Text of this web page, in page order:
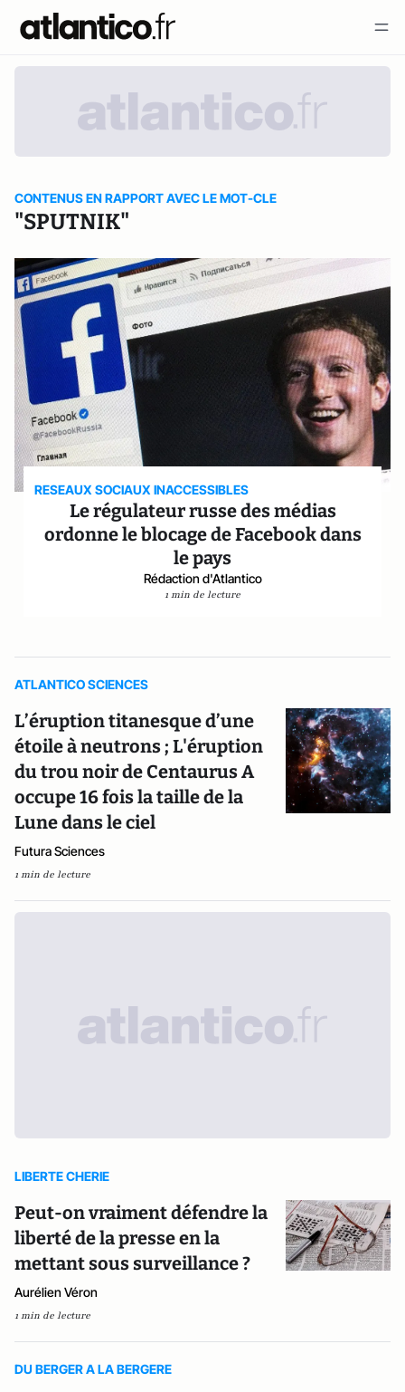
CONTENUS EN RAPPORT AVEC LE MOT-CLE
"SPUTNIK"
RESEAUX SOCIAUX INACCESSIBLES
Le régulateur russe des médias
ordonne le blocage de Facebook dans
le pays
Rédaction d'Atlantico
1 min de lecture
ATLANTICO SCIENCES
L’éruption titanesque d’une
étoile à neutrons ; L'éruption
du trou noir de Centaurus A
occupe 16 fois la taille de la
Lune dans le ciel
Futura Sciences
1 min de lecture
LIBERTE CHERIE
Peut-on vraiment défendre la
liberté de la presse en la
mettant sous surveillance ?
Aurélien Véron
1 min de lecture
DU BERGER A LA BERGERE